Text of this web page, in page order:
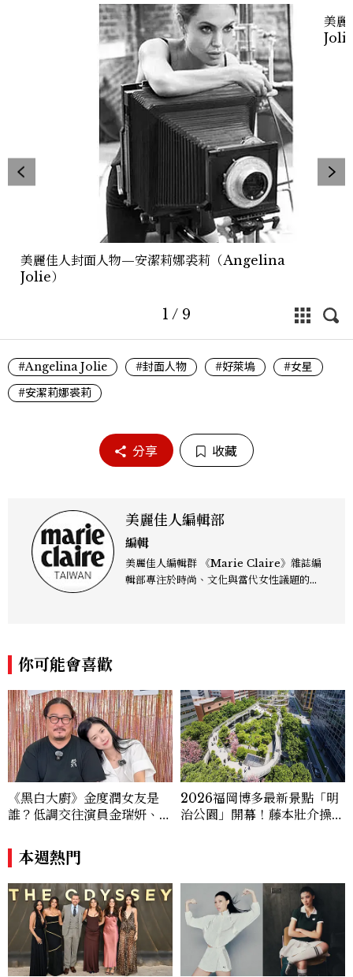
美麗佳人封面人物—安潔莉娜裘莉（Angelina
Jolie）
美
1 / 9
#Angelina Jolie #封面人物 #好萊塢
#女星
#安潔莉娜裘莉
分享 收藏
美麗佳人編輯部
編輯
美麗佳人編輯群 《Marie Claire》雜誌編
輯部專注於時尚、文化與當代女性議題的深
度的內容。 《Marie Claire》始終以敏銳
視角與編輯直覺，引領讀者探索女性多元面
貌與生活品味風格的無限可能。
你可能會喜歡
《黑白大廚》金度潤女友是
誰？低調交往演員金瑞妍、曾
風穿搭是日常範本！
2026福岡博多最新景點「明
治公園」開幕！藤本壯介操刀
本週熱門